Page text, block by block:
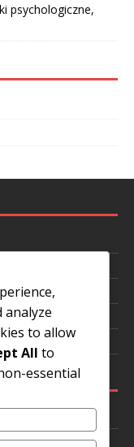
psychologiczne,
analyze
to allow
All to
essential